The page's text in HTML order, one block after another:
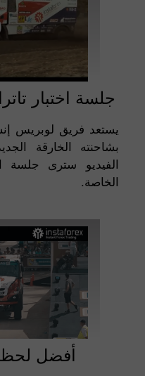
جلسة اختبار تاترا
بشاحنته الخارقة
الفيديو سترى جلسة
الخاصة.
أفضل لحظات